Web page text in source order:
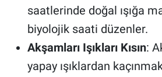
saatlerinde doğal ışığa
biyolojik saati düzenler.
Akşamları Işıkları Kısın:
yapay ışıklardan